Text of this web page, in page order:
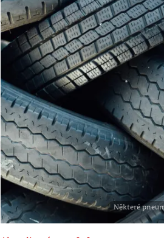
Některé